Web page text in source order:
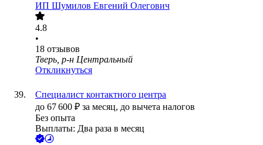
ИП Шумилов Евгений Олегович
4.8
•
18 отзывов
Тверь, р-н Центральный
Откликнуться
Специалист контактного центра
до 67 600 ₽ за месяц, до вычета налогов
Без опыта
Выплаты: Два раза в месяц